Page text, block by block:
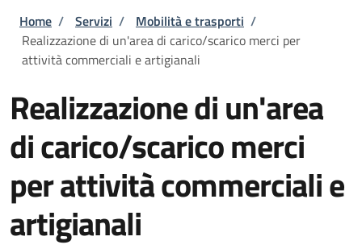
Briciole di pane
Home / Servizi / Mobilità e trasporti /
Realizzazione di un'area di carico/scarico merci per
attività commerciali e artigianali
Realizzazione di un'area
di carico/scarico merci
per attività commerciali e
artigianali